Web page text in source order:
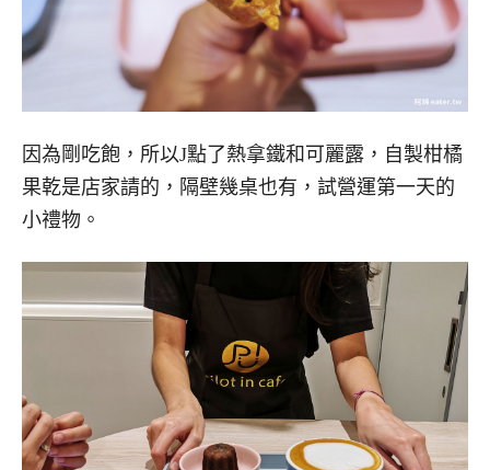
因為剛吃飽，所以J點了熱拿鐵和可麗露，自製柑橘
果乾是店家請的，隔壁幾桌也有，試營運第一天的
小禮物。